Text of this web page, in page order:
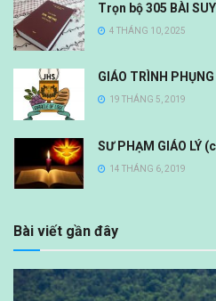
Trọn bộ 305 BÀI
4 THÁNG 10, 2025
GIÁO TRÌNH PHỤNG
19 THÁNG 5, 2019
SƯ PHẠM GIÁO LÝ
14 THÁNG 6, 2019
Bài viết gần đây